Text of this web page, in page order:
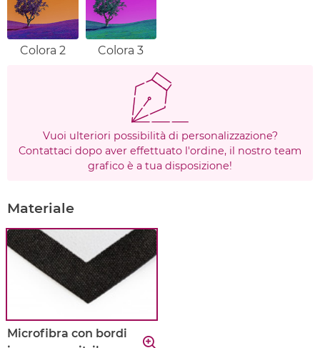
Colora 2 Colora 3
Vuoi ulteriori possibilità di personalizzazione?
Contattaci dopo aver effettuato l'ordine, il nostro team
grafico è a tua disposizione!
Materiale
Microfibra con bordi